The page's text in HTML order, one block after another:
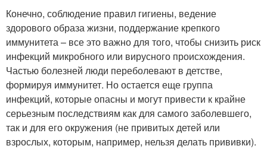
Конечно, соблюдение правил гигиены, ведение
здорового образа жизни, поддержание крепкого
иммунитета – все это важно для того, чтобы снизить риск
инфекций микробного или вирусного происхождения.
Частью болезней люди переболевают в детстве,
формируя иммунитет. Но остается еще группа
инфекций, которые опасны и могут привести к крайне
серьезным последствиям как для самого заболевшего,
так и для его окружения (не привитых детей или
взрослых, которым, например, нельзя делать прививки).